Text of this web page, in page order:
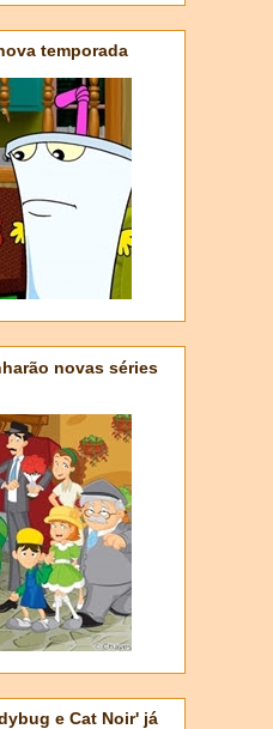
temporada
novas séries
e Cat Noir' já